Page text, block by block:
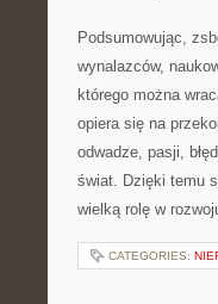
Podsumowując,
wynalazców,
którego można
opiera się na
odwadze, pasji,
świat. Dzięki temu
wielką rolę w
CATEGORIES: